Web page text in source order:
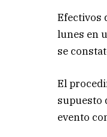
Efectivos
lunes en
se
El
supuesto
evento